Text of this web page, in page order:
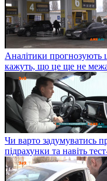
Аналітики прогнозують
кажуть, що це ще не
Чи варто задумуватись
підрахунки та навіть